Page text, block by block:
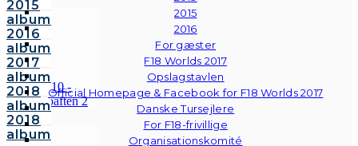
2015
2016
For gæster
F18 Worlds 2017
Opslagstavlen
Official Homepage & Facebook for F18 Worlds 2017
Danske Tursejlere
For F18-frivillige
Organisationskomité
2015
album
2016
album
2017
album
2018
album
2018
album